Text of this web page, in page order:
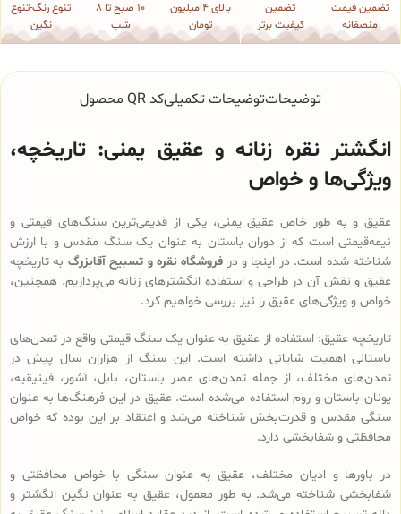
تضمین قیمت
منصفانه
تضمین
کیفیت برتر
بالای 4 میلیون
تومان
10 صبح تا 8
شب
تنوع رنگ-تنوع
نگین
توضیحاتتوضیحات تکمیلیکد QR محصول
انگشتر نقره زنانه و عقیق یمنی: تاریخچه،
ویژگی‌ها و خواص
عقیق و به طور خاص عقیق یمنی، یکی از قدیمی‌ترین سنگ‌های قیمتی و
نیمه‌قیمتی است که از دوران باستان به عنوان یک سنگ مقدس و با ارزش
شناخته شده است. در اینجا و در فروشگاه نقره و تسبیح آقابزرگ به تاریخچه
عقیق و نقش آن در طراحی و استفاده انگشترهای زنانه می‌پردازیم. همچنین،
خواص و ویژگی‌های عقیق را نیز بررسی خواهیم کرد.
تاریخچه عقیق: استفاده از عقیق به عنوان یک سنگ قیمتی واقع در تمدن‌های
باستانی اهمیت شایانی داشته است. این سنگ از هزاران سال پیش در
تمدن‌های مختلف، از جمله تمدن‌های مصر باستان، بابل، آشور، فینیقیه،
یونان باستان و روم استفاده می‌شده است. عقیق در این فرهنگ‌ها به عنوان
سنگی مقدس و قدرت‌بخش شناخته می‌شد و اعتقاد بر این بوده که خواص
محافظتی و شفابخشی دارد.
در باورها و ادیان مختلف، عقیق به عنوان سنگی با خواص محافظتی و
شفابخشی شناخته می‌شد. به طور معمول، عقیق به عنوان نگین انگشتر و